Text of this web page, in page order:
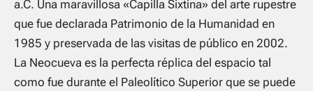
a.C. Una maravillosa «Capilla Sixtina» del arte rupestre
que fue declarada Patrimonio de la Humanidad en
1985 y preservada de las visitas de público en 2002.
La Neocueva es la perfecta réplica del espacio tal
como fue durante el Paleolítico Superior que se puede